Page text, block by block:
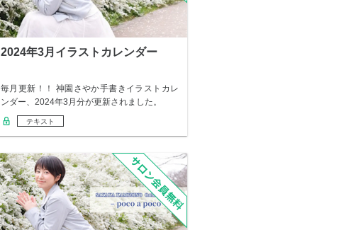
2024年3月イラストカレンダー
毎月更新！！ 神園さやか手書きイラストカレ
ンダー、2024年3月分が更新されました。
テキスト